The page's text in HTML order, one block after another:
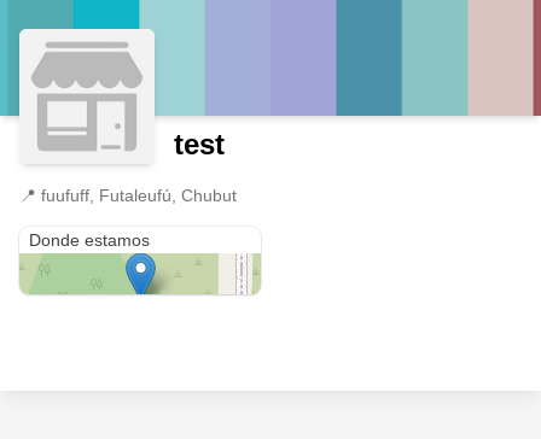
test
📍 fuufuff, Futaleufú, Chubut
Donde estamos